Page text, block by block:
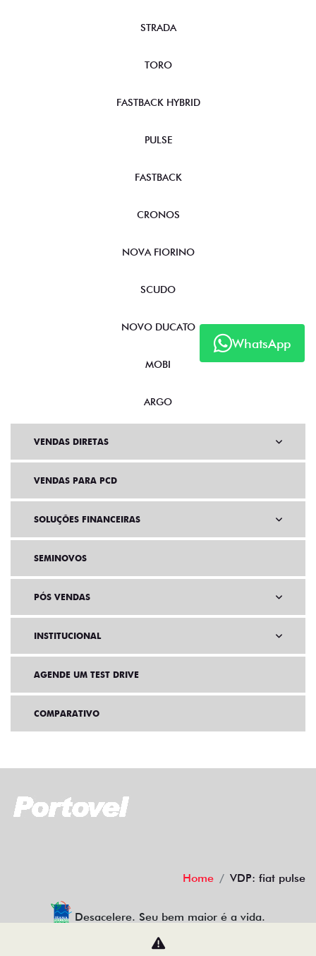
WhatsApp
STRADA
TORO
FASTBACK HYBRID
PULSE
FASTBACK
CRONOS
NOVA FIORINO
SCUDO
NOVO DUCATO
MOBI
ARGO
VENDAS DIRETAS
VENDAS PARA PCD
SOLUÇÕES FINANCEIRAS
SEMINOVOS
PÓS VENDAS
INSTITUCIONAL
AGENDE UM TEST DRIVE
COMPARATIVO
Home VDP: fiat pulse
Desacelere. Seu bem maior é a vida.